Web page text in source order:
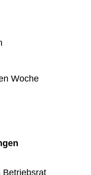
Woche
Betriebsrat